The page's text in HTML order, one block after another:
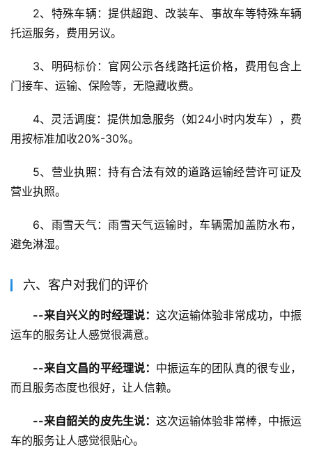
2、特殊车辆：提供超跑、改装车、事故车等特殊车辆
托运服务，费用另议。
3、明码标价：官网公示各线路托运价格，费用包含上
门接车、运输、保险等，无隐藏收费。
4、灵活调度：提供加急服务（如24小时内发车），费
用按标准加收20%-30%。
5、营业执照：持有合法有效的道路运输经营许可证及
营业执照。
6、雨雪天气：雨雪天气运输时，车辆需加盖防水布，
避免淋湿。
六、客户对我们的评价
--来自兴义的时经理说： 这次运输体验非常成功，中振
运车的服务让人感觉很满意。
--来自文昌的平经理说： 中振运车的团队真的很专业，
而且服务态度也很好，让人信赖。
--来自韶关的皮先生说： 这次运输体验非常棒，中振运
车的服务让人感觉很贴心。